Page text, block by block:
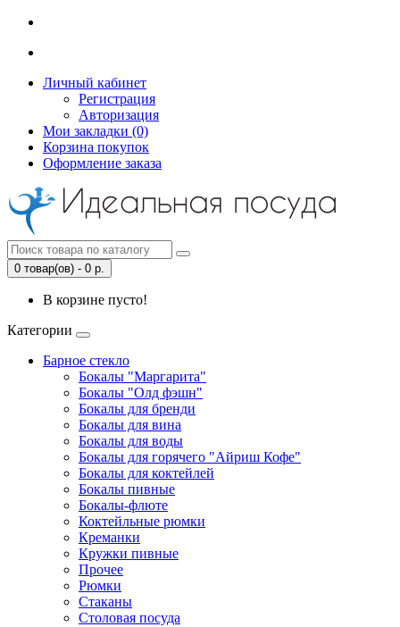
Личный кабинет
Регистрация
Авторизация
Мои закладки (0)
Корзина покупок
Оформление заказа
0 товар(ов) - 0 р.
В корзине пусто!
Категории
Барное стекло
Бокалы "Маргарита"
Бокалы "Олд фэшн"
Бокалы для бренди
Бокалы для вина
Бокалы для воды
Бокалы для горячего "Айриш Кофе"
Бокалы для коктейлей
Бокалы пивные
Бокалы-флюте
Коктейльные рюмки
Креманки
Кружки пивные
Прочее
Рюмки
Стаканы
Столовая посуда